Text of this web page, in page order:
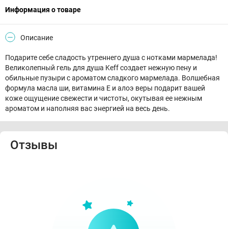
Информация о товаре
Описание
Подарите себе сладость утреннего душа с нотками мармелада!
Великолепный гель для душа Keff создает нежную пену и
обильные пузыри с ароматом сладкого мармелада. Волшебная
формула масла ши, витамина Е и алоэ веры подарит вашей
коже ощущение свежести и чистоты, окутывая ее нежным
ароматом и наполняя вас энергией на весь день.
Отзывы